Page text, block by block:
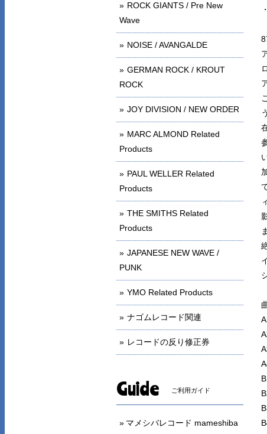
ROCK GIANTS / Pre New
Wave
NOISE / AVANGALDE
GERMAN ROCK / KROUT
ROCK
JOY DIVISION / NEW ORDER
MARC ALMOND Related
Products
PAUL WELLER Related
Products
THE SMITHS Related
Products
JAPANESE NEW WAVE /
PUNK
YMO Related Products
ナゴムレコード関連
レコードの反り修正券
Guide ご利用ガイド
マメシバレコード mameshiba